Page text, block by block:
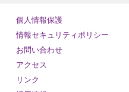
個人情報保護
情報セキュリティポリシー
お問い合わせ
アクセス
リンク